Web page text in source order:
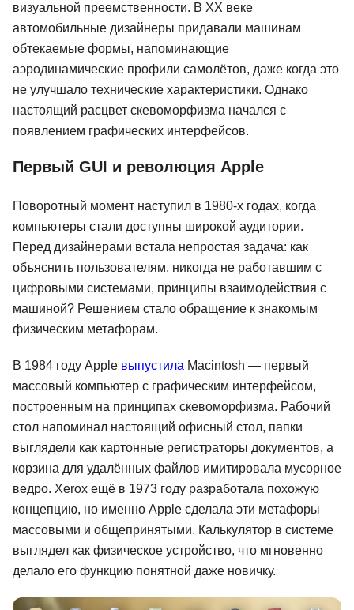
визуальной преемственности. В XX веке
автомобильные дизайнеры придавали машинам
обтекаемые формы, напоминающие
аэродинамические профили самолётов, даже когда это
не улучшало технические характеристики. Однако
настоящий расцвет скевоморфизма начался с
появлением графических интерфейсов.
Первый GUI и революция Apple
Поворотный момент наступил в 1980-х годах, когда
компьютеры стали доступны широкой аудитории.
Перед дизайнерами встала непростая задача: как
объяснить пользователям, никогда не работавшим с
цифровыми системами, принципы взаимодействия с
машиной? Решением стало обращение к знакомым
физическим метафорам.
В 1984 году Apple выпустила Macintosh — первый
массовый компьютер с графическим интерфейсом,
построенным на принципах скевоморфизма. Рабочий
стол напоминал настоящий офисный стол, папки
выглядели как картонные регистраторы документов, а
корзина для удалённых файлов имитировала мусорное
ведро. Xerox ещё в 1973 году разработала похожую
концепцию, но именно Apple сделала эти метафоры
массовыми и общепринятыми. Калькулятор в системе
выглядел как физическое устройство, что мгновенно
делало его функцию понятной даже новичку.